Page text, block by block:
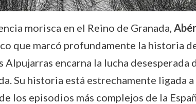
morisca en el Reino de Granada,
marcó profundamente la historia de
encarna la lucha desesperada
Su historia está estrechamente ligada a
los episodios más complejos de la